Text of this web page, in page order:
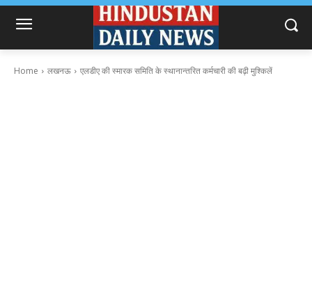
Home लखनऊ एलडीए की स्मारक समिति के स्थानान्तरित कर्मचारी की बढ़ी मुश्किलें